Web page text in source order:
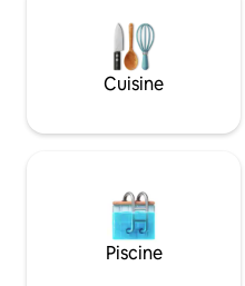
Cuisine
Piscine